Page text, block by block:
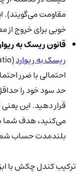
مقاومت می‌گویند).
خوبی برای خروج از
قانون ریسک به
ریسک به ریوارد
احتمالی با ضرر
حد سود خود را
بلندمدت حساب
ترکیب کندل چکش با